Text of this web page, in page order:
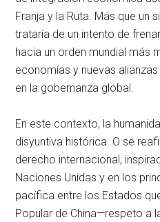
Franja y la Ruta. Más que un
trataría de un intento de
hacia un orden mundial más
economías y nuevas
en la gobernanza global.
En este contexto, la
disyuntiva histórica. O se
derecho internacional,
Naciones Unidas y en los
pacífica entre los Estados
Popular de China—respeto a